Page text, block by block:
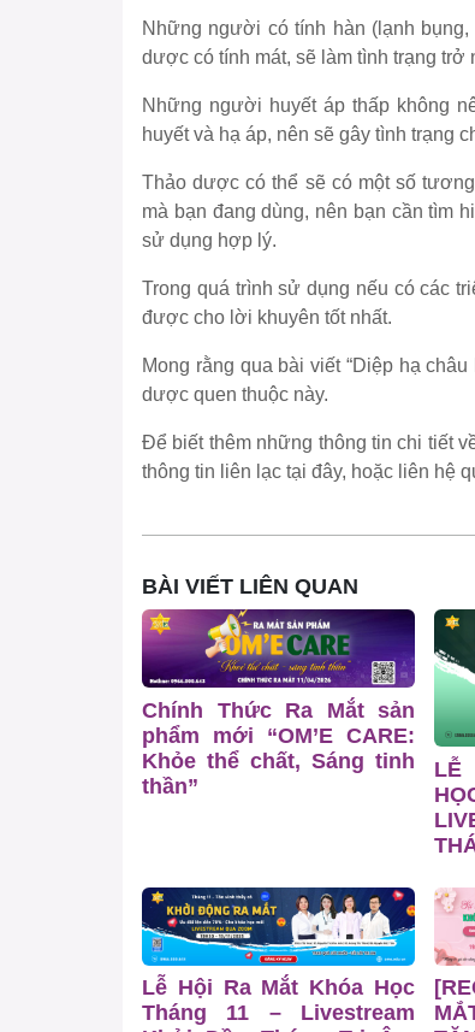
Những người có tính hàn (lạnh
dược có tính mát, sẽ làm tình trạng trở
Những người huyết áp thấp không
huyết và hạ áp, nên sẽ gây tình trạng
Thảo dược có thể sẽ có một số
mà bạn đang dùng, nên bạn cần tìm
sử dụng hợp lý.
Trong quá trình sử dụng nếu có các
được cho lời khuyên tốt nhất.
Mong rằng qua bài viết “Diệp hạ
dược quen thuộc này.
Để biết thêm những thông tin chi tiết
thông tin liên lạc tại đây, hoặc liên hệ
BÀI VIẾT LIÊN QUAN
Chính Thức Ra Mắt sản
phẩm mới “OM’E CARE:
Khỏe thể chất, Sáng tinh
thần”
LỄ
Lễ Hội Ra Mắt Khóa Học
Tháng 11 – Livestream